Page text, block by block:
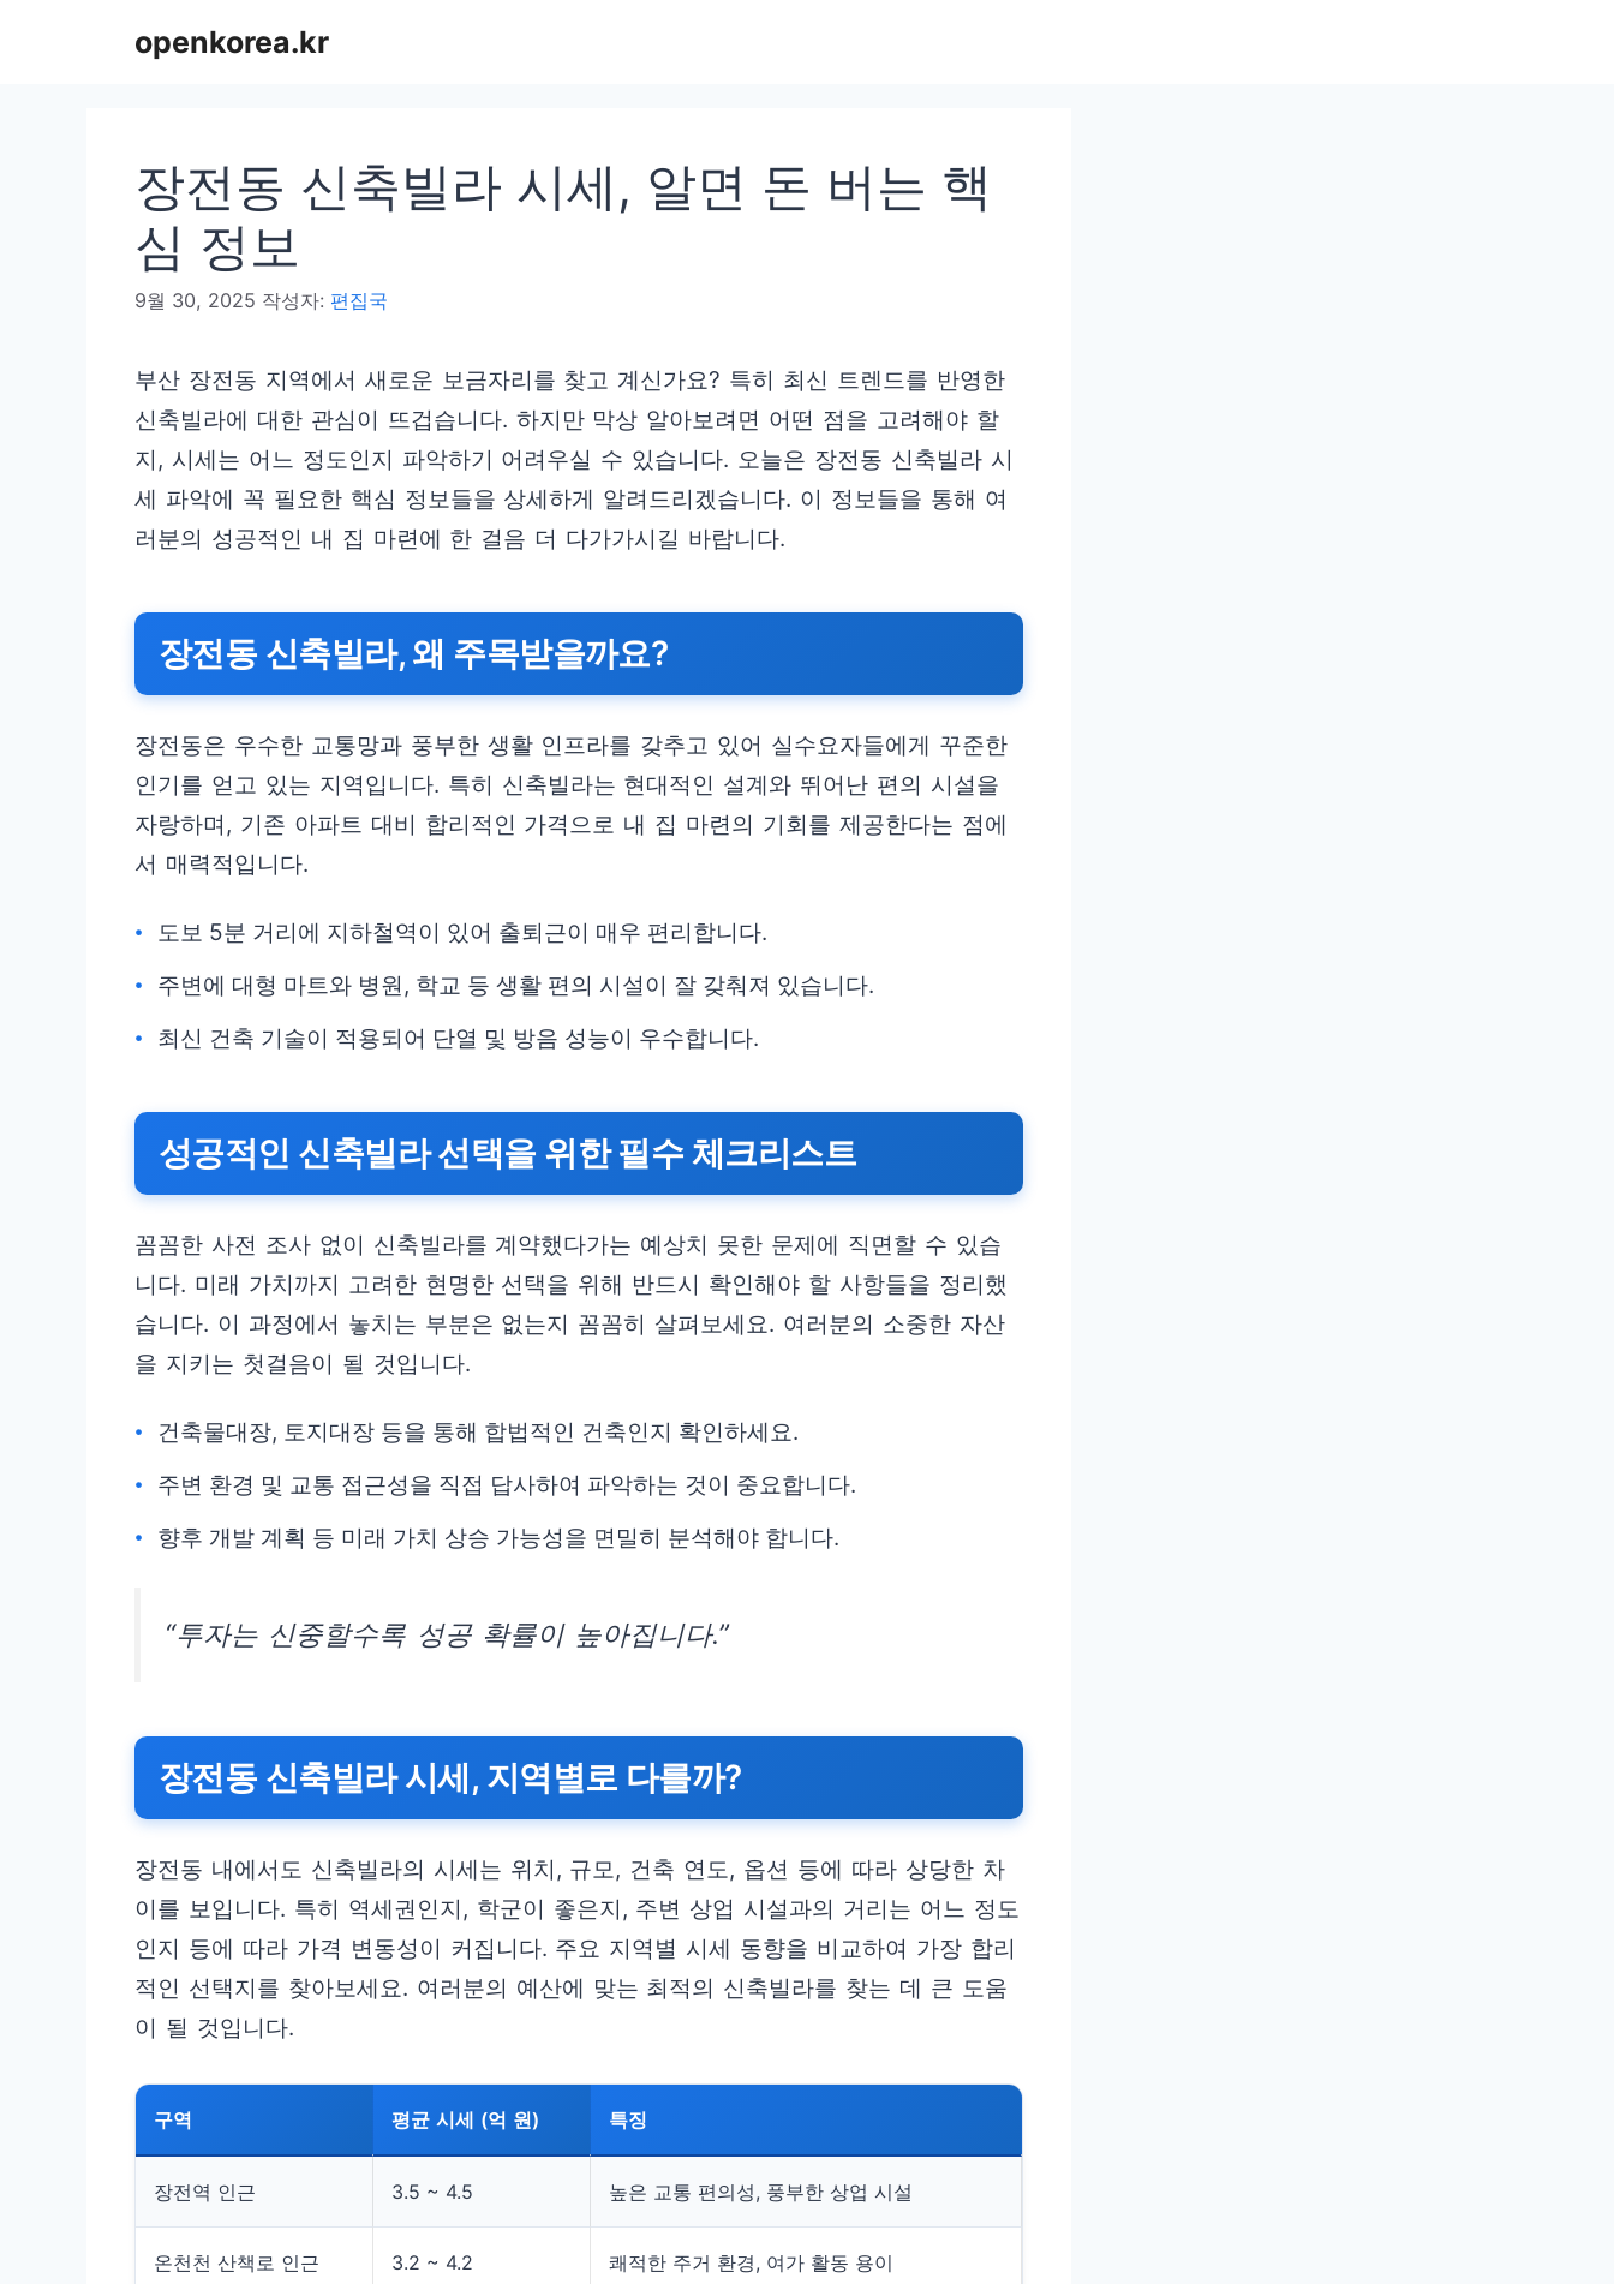
openkorea.kr
장전동 신축빌라 시세, 알면 돈 버는 핵
심 정보
9월 30, 2025 작성자: 편집국
부산 장전동 지역에서 새로운 보금자리를 찾고 계신가요? 특히 최신 트렌드를 반영한
신축빌라에 대한 관심이 뜨겁습니다. 하지만 막상 알아보려면 어떤 점을 고려해야 할
지, 시세는 어느 정도인지 파악하기 어려우실 수 있습니다. 오늘은 장전동 신축빌라 시
세 파악에 꼭 필요한 핵심 정보들을 상세하게 알려드리겠습니다. 이 정보들을 통해 여
러분의 성공적인 내 집 마련에 한 걸음 더 다가가시길 바랍니다.
장전동 신축빌라, 왜 주목받을까요?
장전동은 우수한 교통망과 풍부한 생활 인프라를 갖추고 있어 실수요자들에게 꾸준한
인기를 얻고 있는 지역입니다. 특히 신축빌라는 현대적인 설계와 뛰어난 편의 시설을
자랑하며, 기존 아파트 대비 합리적인 가격으로 내 집 마련의 기회를 제공한다는 점에
서 매력적입니다.
도보 5분 거리에 지하철역이 있어 출퇴근이 매우 편리합니다.
주변에 대형 마트와 병원, 학교 등 생활 편의 시설이 잘 갖춰져 있습니다.
최신 건축 기술이 적용되어 단열 및 방음 성능이 우수합니다.
성공적인 신축빌라 선택을 위한 필수 체크리스트
꼼꼼한 사전 조사 없이 신축빌라를 계약했다가는 예상치 못한 문제에 직면할 수 있습
니다. 미래 가치까지 고려한 현명한 선택을 위해 반드시 확인해야 할 사항들을 정리했
습니다. 이 과정에서 놓치는 부분은 없는지 꼼꼼히 살펴보세요. 여러분의 소중한 자산
을 지키는 첫걸음이 될 것입니다.
건축물대장, 토지대장 등을 통해 합법적인 건축인지 확인하세요.
주변 환경 및 교통 접근성을 직접 답사하여 파악하는 것이 중요합니다.
향후 개발 계획 등 미래 가치 상승 가능성을 면밀히 분석해야 합니다.
“투자는 신중할수록 성공 확률이 높아집니다.”
장전동 신축빌라 시세, 지역별로 다를까?
장전동 내에서도 신축빌라의 시세는 위치, 규모, 건축 연도, 옵션 등에 따라 상당한 차
이를 보입니다. 특히 역세권인지, 학군이 좋은지, 주변 상업 시설과의 거리는 어느 정도
인지 등에 따라 가격 변동성이 커집니다. 주요 지역별 시세 동향을 비교하여 가장 합리
적인 선택지를 찾아보세요. 여러분의 예산에 맞는 최적의 신축빌라를 찾는 데 큰 도움
이 될 것입니다.
구역 평균 시세 (억 원) 특징
장전역 인근 3.5 ~ 4.5 높은 교통 편의성, 풍부한 상업 시설
온천천 산책로 인근 3.2 ~ 4.2 쾌적한 주거 환경, 여가 활동 용이